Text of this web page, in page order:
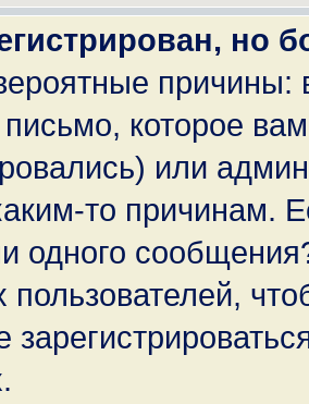
но
причины:
письмо, которое
или
то причинам.
одного
пользователей,